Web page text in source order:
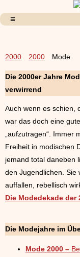
2000 2000 Mode
Die 2000er Jahre
verwirrend
Auch wenn es schien,
war das doch eine
„aufzutragen“.
Freiheit in modischen
jemand total daneben
den Jugendlichen. Sie
auffallen, rebellisch
Die Modedekade der
Die Modejahre im
Mode 2000 –